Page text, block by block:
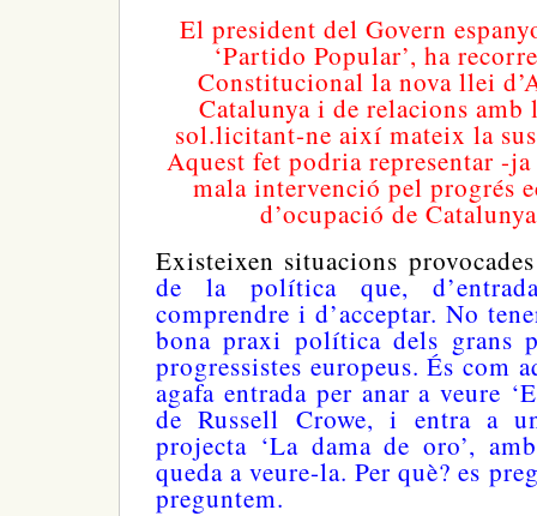
El president del Govern
‘Partido Popular’, ha
Constitucional la nova llei
Catalunya i de relacions amb
sol.licitant-ne així mateix la
Aquest fet podria representar -
mala intervenció pel progrés
d’ocupació de
Existeixen situacions
de la política que,
comprendre i d’acceptar. No
bona praxi política dels grans
progressistes europeus. És com
agafa entrada per anar a veure
de Russell Crowe, i entra a
projecta ‘La dama de oro’,
queda a veure-la. Per què? es
preguntem.